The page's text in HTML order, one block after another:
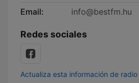
Email:
info@bestfm.hu
Redes sociales
Actualiza esta información de radio